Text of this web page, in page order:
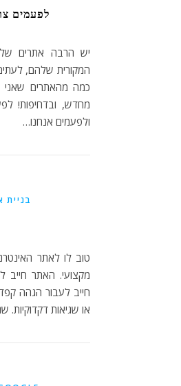
לפעמים
יש הרבה אתרים
המקורית שלהם,
כמה מהאתרים שאני
מחדש, ובדחיפות!
ולפעמים אנחנו…
בניית
טוב לו לאתר
מקצועי. האתר חייב
חייב לעבור הגהה
או שגיאות